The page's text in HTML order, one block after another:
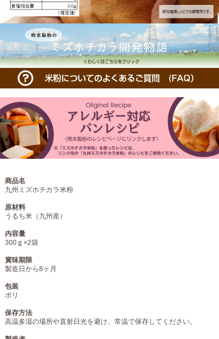
商品名
九州ミズホチカラ米粉
原材料
うるち米（九州産）
内容量
300ｇ×2袋
賞味期限
製造日から8ヶ月
包装
ポリ
保存方法
高温多湿の場所や直射日光を避け、常温で保存してください。